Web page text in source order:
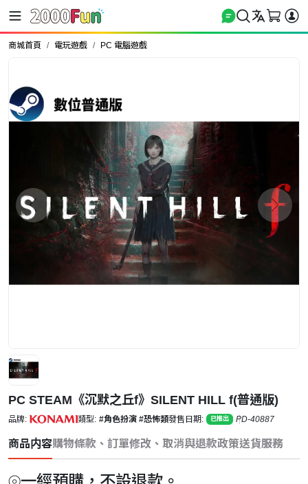
商城首頁 電玩遊戲 PC 電腦遊戲
PC STEAM《沉默之丘f》SILENT HILL f(普通版)
品牌: 類型: #角色扮演 #恐怖類發售日期: 已推出 PD-40887
商品内容購物條款、訂單修改、取消與退款政策送貨服務